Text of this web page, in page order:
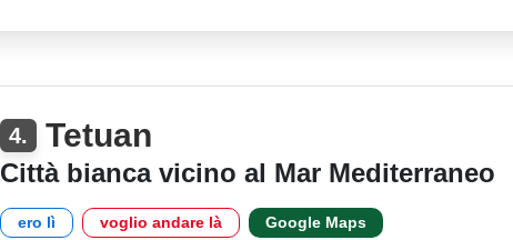
4. Tetuan
Città bianca vicino al Mar Mediterraneo
ero lì voglio andare là Google Maps